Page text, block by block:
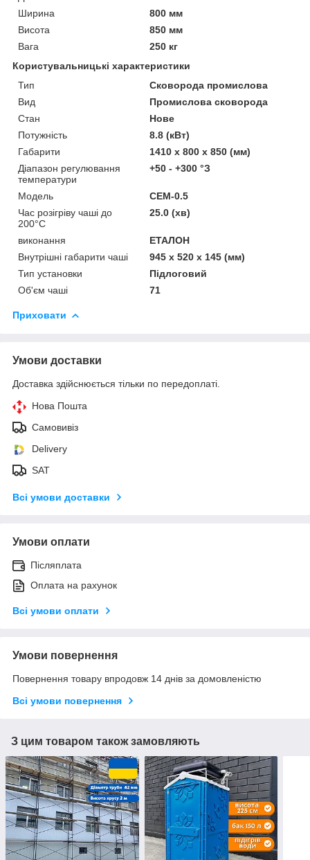
Ширина
800 мм
Висота
850 мм
Вага
250 кг
Користувальницькі характеристики
Тип
Сковорода промислова
Вид
Промислова сковорода
Стан
Нове
Потужність
8.8 (кВт)
Габарити
1410 х 800 х 850 (мм)
Діапазон регулювання
температури
+50 - +300 °З
Модель
СЕМ-0.5
Час розігріву чаші до
200°С
25.0 (хв)
виконання
ЕТАЛОН
Внутрішні габарити чаші
945 х 520 х 145 (мм)
Тип установки
Підлоговий
Об'єм чаші
71
Приховати
Умови доставки
Доставка здійснюється тільки по передоплаті.
Нова Пошта
Самовивіз
Delivery
SAT
Всі умови доставки
Умови оплати
Післяплата
Оплата на рахунок
Всі умови оплати
Умови повернення
Повернення товару впродовж 14 днів за домовленістю
Всі умови повернення
З цим товаром також замовляють